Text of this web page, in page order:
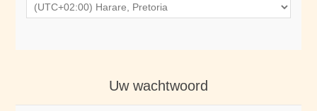
Uw wachtwoord